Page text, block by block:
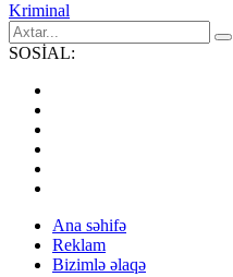
Kriminal
SOSİAL:
Ana səhifə
Reklam
Bizimlə əlaqə